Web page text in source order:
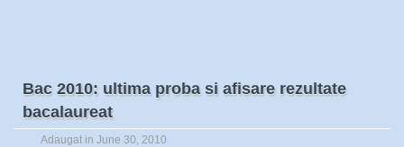
Bac 2010: ultima proba si afisare rezultate
bacalaureat
Adaugat in June 30, 2010